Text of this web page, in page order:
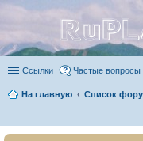
Ссылки Частые вопросы
На главную Список